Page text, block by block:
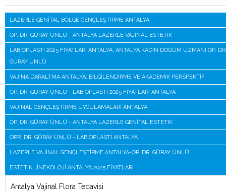
LAZERLE GENITAL BÖLGE GENÇLEŞTIRME ANTALYA
OP. DR. GÜRAY ÜNLÜ - ANTALYA LAZERLE VAJINAL ESTETIK
LABIOPLASTI 2025 FIYATLARI ANTALYA: ANTALYA KADIN DOĞUM UZMANI OP.
GÜRAY ÜNLÜ
VAJINA DARALTMA ANTALYA: BILGILENDIRME VE AKADEMIK PERSPEKTIF
OP. DR. GÜRAY ÜNLÜ - LABIOPLASTI 2025 FIYATLARI ANTALYA
VAJINAL GENÇLEŞTIRME UYGULAMALARI ANTALYA
OP. DR. GÜRAY ÜNLÜ - ANTALYA LAZERLE GENITAL ESTETIK
OPR. DR. GÜRAY ÜNLÜ - LABIOPLASTI ANTALYA
LAZERLE VAJINAL GENÇLEŞTIRME ANTALYA-OP. DR. GÜRAY ÜNLÜ
ESTETIK JINEKOLOJI ANTALYA 2025 FIYATLARI
Antalya Vajinal Flora Tedavisi